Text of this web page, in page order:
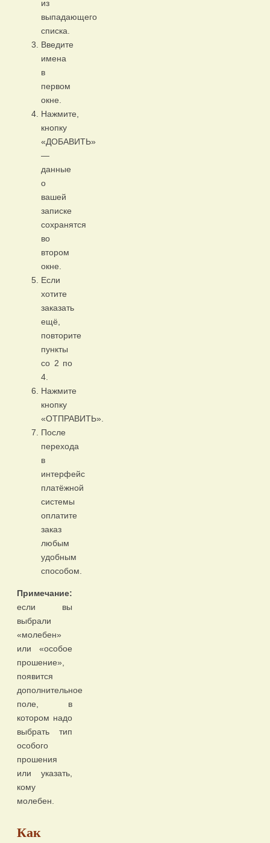
из
выпадающего
списка.
Введите
имена
в
первом
окне.
Нажмите,
кнопку
«ДОБАВИТЬ»
—
данные
о
вашей
записке
сохранятся
во
втором
окне.
Если
хотите
заказать
ещё,
повторите
пункты
со 2 по
4.
Нажмите
кнопку
«ОТПРАВИТЬ».
После
перехода
в
интерфейс
платёжной
системы
оплатите
заказ
любым
удобным
способом.
Примечание:
если вы
выбрали
«молебен»
или «особое
прошение»,
появится
дополнительное
поле, в
котором надо
выбрать тип
особого
прошения
или указать,
кому
молебен.
Как